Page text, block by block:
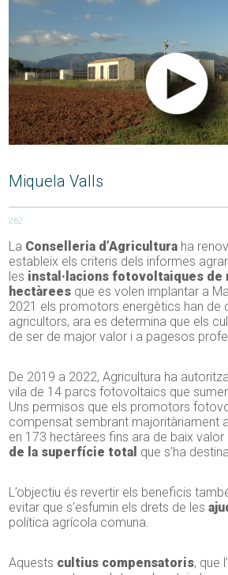
Miquela Valls
262
La Conselleria d’Agricultura ha
estableix els criteris dels informes
les instal·lacions fotovoltaiques de
hectàrees que es volen implantar a
2021 els promotors energètics han de
agricultors, ara es determina que els
de ser de major valor i a pagesos
De 2019 a 2022, Agricultura ha
vila de 14 parcs fotovoltaics que
Uns permisos que els promotors
compensat sembrant majoritàriament
en 173 hectàrees fins ara de baix valor
de la superfície total que s’ha
L’objectiu és revertir els beneficis
evitar que s’esfumin els drets de les
política agrícola comuna.
Aquests cultius compensatoris, que